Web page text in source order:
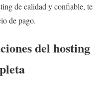
de calidad y confiable, te
de pago.
del hosting